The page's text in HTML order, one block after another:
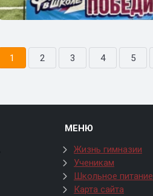
1 2 3 4 5
МЕНЮ
Жизнь гимназии
Ученикам
Школьное питание
Карта сайта